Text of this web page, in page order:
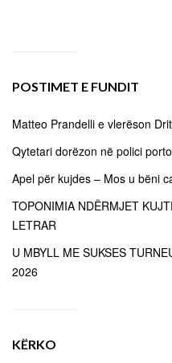
POSTIMET E FUNDIT
Matteo Prandelli e vlerëson
Qytetari dorëzon në polici
Apel për kujdes – Mos u bëni
TOPONIMIA NDËRMJET
LETRAR
U MBYLL ME SUKSES
2026
KËRKO